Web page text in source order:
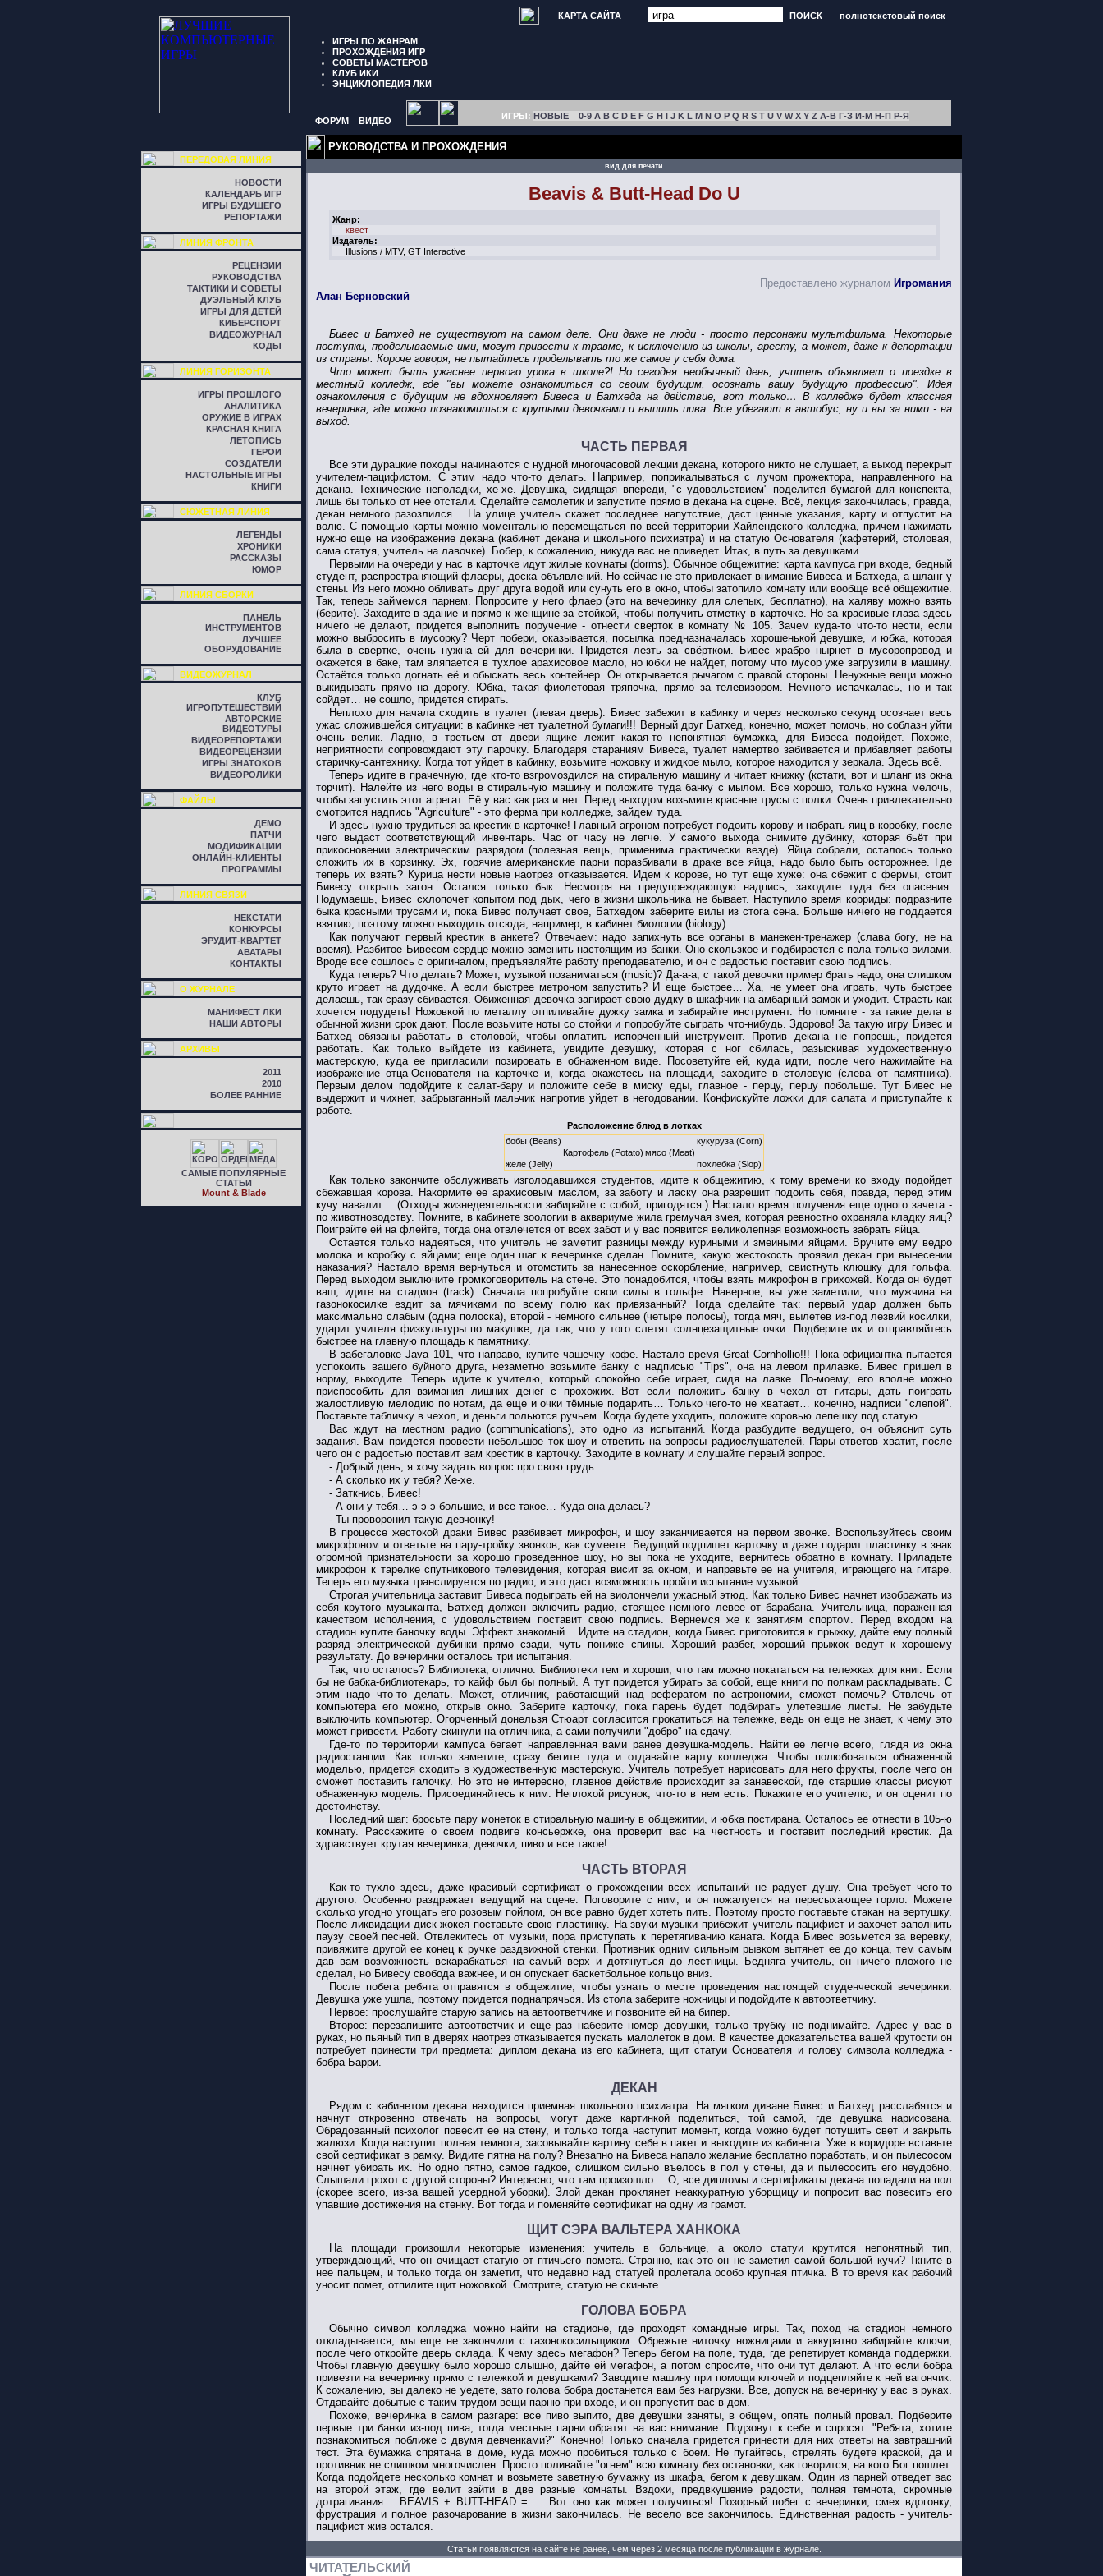
КАРТА САЙТА ПОИСК полнотекстовый поиск
ИГРЫ ПО ЖАНРАМ
ПРОХОЖДЕНИЯ ИГР
СОВЕТЫ МАСТЕРОВ
КЛУБ ИКИ
ЭНЦИКЛОПЕДИЯ ЛКИ
ФОРУМ ВИДЕО ИГРЫ: НОВЫЕ 0-9 A B C D E F G H I J K L M N O P Q R S T U V W X Y Z А-В Г-З И-М Н-П Р-Я
ПЕРЕДОВАЯ ЛИНИЯ
НОВОСТИ
КАЛЕНДАРЬ ИГР
ИГРЫ БУДУЩЕГО
РЕПОРТАЖИ
ЛИНИЯ ФРОНТА
РЕЦЕНЗИИ
РУКОВОДСТВА
ТАКТИКИ И СОВЕТЫ
ДУЭЛЬНЫЙ КЛУБ
ИГРЫ ДЛЯ ДЕТЕЙ
КИБЕРСПОРТ
ВИДЕОЖУРНАЛ
КОДЫ
ЛИНИЯ ГОРИЗОНТА
ИГРЫ ПРОШЛОГО
АНАЛИТИКА
ОРУЖИЕ В ИГРАХ
КРАСНАЯ КНИГА
ЛЕТОПИСЬ
ГЕРОИ
СОЗДАТЕЛИ
НАСТОЛЬНЫЕ ИГРЫ
КНИГИ
СЮЖЕТНАЯ ЛИНИЯ
ЛЕГЕНДЫ
ХРОНИКИ
РАССКАЗЫ
ЮМОР
ЛИНИЯ СБОРКИ
ПАНЕЛЬ
ИНСТРУМЕНТОВ
ЛУЧШЕЕ
ОБОРУДОВАНИЕ
ВИДЕОЖУРНАЛ
КЛУБ
ИГРОПУТЕШЕСТВИЙ
АВТОРСКИЕ
ВИДЕОТУРЫ
ВИДЕОРЕПОРТАЖИ
ВИДЕОРЕЦЕНЗИИ
ИГРЫ ЗНАТОКОВ
ВИДЕОРОЛИКИ
ФАЙЛЫ
ДЕМО
ПАТЧИ
МОДИФИКАЦИИ
ОНЛАЙН-КЛИЕНТЫ
ПРОГРАММЫ
ЛИНИЯ СВЯЗИ
НЕКСТАТИ
КОНКУРСЫ
ЭРУДИТ-КВАРТЕТ
АВАТАРЫ
КОНТАКТЫ
О ЖУРНАЛЕ
МАНИФЕСТ ЛКИ
НАШИ АВТОРЫ
АРХИВЫ
2011
2010
БОЛЕЕ РАННИЕ
САМЫЕ ПОПУЛЯРНЫЕ
СТАТЬИ
Mount & Blade
РУКОВОДСТВА И ПРОХОЖДЕНИЯ
вид для печати
Beavis & Butt-Head Do U
Жанр:
квест
Издатель:
Illusions / MTV, GT Interactive
Предоставлено журналом Игромания
Алан Берновский
Бивес и Батхед не существуют на самом деле. Они даже не люди - просто персонажи мультфильма. Некоторые
поступки, проделываемые ими, могут привести к травме, к исключению из школы, аресту, а может, даже к депортации
из страны. Короче говоря, не пытайтесь проделывать то же самое у себя дома.
Что может быть ужаснее первого урока в школе?! Но сегодня необычный день, учитель объявляет о поездке в
местный колледж, где "вы можете ознакомиться со своим будущим, осознать вашу будущую профессию". Идея
ознакомления с будущим не вдохновляет Бивеса и Батхеда на действие, вот только… В колледже будет классная
вечеринка, где можно познакомиться с крутыми девочками и выпить пива. Все убегают в автобус, ну и вы за ними - на
выход.
ЧАСТЬ ПЕРВАЯ
Все эти дурацкие походы начинаются с нудной многочасовой лекции декана, которого никто не слушает, а выход перекрыт
учителем-пацифистом. С этим надо что-то делать. Например, поприкалываться с лучом прожектора, направленного на
декана. Технические неполадки, хе-хе. Девушка, сидящая впереди, "с удовольствием" поделится бумагой для конспекта,
лишь бы только от нее отстали. Сделайте самолетик и запустите прямо в декана на сцене. Всё, лекция закончилась, правда,
декан немного разозлился… На улице учитель скажет последнее напутствие, даст ценные указания, карту и отпустит на
волю. С помощью карты можно моментально перемещаться по всей территории Хайлендского колледжа, причем нажимать
нужно еще на изображение декана (кабинет декана и школьного психиатра) и на статую Основателя (кафетерий, столовая,
сама статуя, учитель на лавочке). Бобер, к сожалению, никуда вас не приведет. Итак, в путь за девушками.
Первыми на очереди у нас в карточке идут жилые комнаты (dorms). Обычное общежитие: карта кампуса при входе, бедный
студент, распространяющий флаеры, доска объявлений. Но сейчас не это привлекает внимание Бивеса и Батхеда, а шланг у
стены. Из него можно обливать друг друга водой или сунуть его в окно, чтобы затопило комнату или вообще всё общежитие.
Так, теперь займемся парнем. Попросите у него флаер (это на вечеринку для слепых, бесплатно), на халяву можно взять
(берите). Заходите в здание и прямо к женщине за стойкой, чтобы получить отметку в карточке. Но за красивые глаза здесь
ничего не делают, придется выполнить поручение - отнести сверток в комнату № 105. Зачем куда-то что-то нести, если
можно выбросить в мусорку? Черт побери, оказывается, посылка предназначалась хорошенькой девушке, и юбка, которая
была в свертке, очень нужна ей для вечеринки. Придется лезть за свёртком. Бивес храбро нырнет в мусоропровод и
окажется в баке, там вляпается в тухлое арахисовое масло, но юбки не найдет, потому что мусор уже загрузили в машину.
Остаётся только догнать её и обыскать весь контейнер. Он открывается рычагом с правой стороны. Ненужные вещи можно
выкидывать прямо на дорогу. Юбка, такая фиолетовая тряпочка, прямо за телевизором. Немного испачкалась, но и так
сойдет… не сошло, придется стирать.
Неплохо для начала сходить в туалет (левая дверь). Бивес забежит в кабинку и через несколько секунд осознает весь
ужас сложившейся ситуации: в кабинке нет туалетной бумаги!!! Верный друг Батхед, конечно, может помочь, но соблазн уйти
очень велик. Ладно, в третьем от двери ящике лежит какая-то непонятная бумажка, для Бивеса подойдет. Похоже,
неприятности сопровождают эту парочку. Благодаря стараниям Бивеса, туалет намертво забивается и прибавляет работы
старичку-сантехнику. Когда тот уйдет в кабинку, возьмите ножовку и жидкое мыло, которое находится у зеркала. Здесь всё.
Теперь идите в прачечную, где кто-то взгромоздился на стиральную машину и читает книжку (кстати, вот и шланг из окна
торчит). Налейте из него воды в стиральную машину и положите туда банку с мылом. Все хорошо, только нужна мелочь,
чтобы запустить этот агрегат. Её у вас как раз и нет. Перед выходом возьмите красные трусы с полки. Очень привлекательно
смотрится надпись "Agriculture" - это ферма при колледже, зайдем туда.
И здесь нужно трудиться за крестик в карточке! Главный агроном потребует подоить корову и набрать яиц в коробку, после
чего выдаст соответствующий инвентарь. Час от часу не легче. У самого выхода снимите дубинку, которая бьёт при
прикосновении электрическим разрядом (полезная вещь, применима практически везде). Яйца собрали, осталось только
сложить их в корзинку. Эх, горячие американские парни поразбивали в драке все яйца, надо было быть осторожнее. Где
теперь их взять? Курица нести новые наотрез отказывается. Идем к корове, но тут еще хуже: она сбежит с фермы, стоит
Бивесу открыть загон. Остался только бык. Несмотря на предупреждающую надпись, заходите туда без опасения.
Подумаешь, Бивес схлопочет копытом под дых, чего в жизни школьника не бывает. Наступило время корриды: подразните
быка красными трусами и, пока Бивес получает свое, Батхедом заберите вилы из стога сена. Больше ничего не поддается
взятию, поэтому можно выходить отсюда, например, в кабинет биологии (biology).
Как получают первый крестик в анкете? Отвечаем: надо запихнуть все органы в манекен-тренажер (слава богу, не на
время). Разбитое Бивесом сердце можно заменить настоящим из банки. Оно скользкое и подбирается с пола только вилами.
Вроде все сошлось с оригиналом, предъявляйте работу преподавателю, и он с радостью поставит свою подпись.
Куда теперь? Что делать? Может, музыкой позаниматься (music)? Да-а-а, с такой девочки пример брать надо, она слишком
круто играет на дудочке. А если быстрее метроном запустить? И еще быстрее… Ха, не умеет она играть, чуть быстрее
делаешь, так сразу сбивается. Обиженная девочка запирает свою дудку в шкафчик на амбарный замок и уходит. Страсть как
хочется подудеть! Ножовкой по металлу отпиливайте дужку замка и забирайте инструмент. Но помните - за такие дела в
обычной жизни срок дают. После возьмите ноты со стойки и попробуйте сыграть что-нибудь. Здорово! За такую игру Бивес и
Батхед обязаны работать в столовой, чтобы оплатить испорченный инструмент. Против декана не попрешь, придется
работать. Как только выйдете из кабинета, увидите девушку, которая с ног сбилась, разыскивая художественную
мастерскую, куда ее пригласили позировать в обнаженном виде. Посоветуйте ей, куда идти, после чего нажимайте на
изображение отца-Основателя на карточке и, когда окажетесь на площади, заходите в столовую (слева от памятника).
Первым делом подойдите к салат-бару и положите себе в миску еды, главное - перцу, перцу побольше. Тут Бивес не
выдержит и чихнет, забрызганный мальчик напротив уйдет в негодовании. Конфискуйте ложки для салата и приступайте к
работе.
Расположение блюд в лотках
бобы (Beans)
кукуруза (Corn)
Картофель (Potato) мясо (Meat)
желе (Jelly)
похлебка (Slop)
Как только закончите обслуживать изголодавшихся студентов, идите к общежитию, к тому времени ко входу подойдет
сбежавшая корова. Накормите ее арахисовым маслом, за заботу и ласку она разрешит подоить себя, правда, перед этим
кучу навалит… (Отходы жизнедеятельности забирайте с собой, пригодятся.) Настало время получения еще одного зачета -
по животноводству. Помните, в кабинете зоологии в аквариуме жила гремучая змея, которая ревностно охраняла кладку яиц?
Поиграйте ей на флейте, тогда она отвлечется от всех забот и у вас появится великолепная возможность забрать яйца.
Остается только надеяться, что учитель не заметит разницы между куриными и змеиными яйцами. Вручите ему ведро
молока и коробку с яйцами; еще один шаг к вечеринке сделан. Помните, какую жестокость проявил декан при вынесении
наказания? Настало время вернуться и отомстить за нанесенное оскорбление, например, свистнуть клюшку для гольфа.
Перед выходом выключите громкоговоритель на стене. Это понадобится, чтобы взять микрофон в прихожей. Когда он будет
ваш, идите на стадион (track). Сначала попробуйте свои силы в гольфе. Наверное, вы уже заметили, что мужчина на
газонокосилке ездит за мячиками по всему полю как привязанный? Тогда сделайте так: первый удар должен быть
максимально слабым (одна полоска), второй - немного сильнее (четыре полосы), тогда мяч, вылетев из-под лезвий косилки,
ударит учителя физкультуры по макушке, да так, что у того слетят солнцезащитные очки. Подберите их и отправляйтесь
быстрее на главную площадь к памятнику.
В забегаловке Java 101, что направо, купите чашечку кофе. Настало время Great Cornhollio!!! Пока официантка пытается
успокоить вашего буйного друга, незаметно возьмите банку с надписью "Tips", она на левом прилавке. Бивес пришел в
норму, выходите. Теперь идите к учителю, который спокойно себе играет, сидя на лавке. По-моему, его вполне можно
приспособить для взимания лишних денег с прохожих. Вот если положить банку в чехол от гитары, дать поиграть
жалостливую мелодию по нотам, да еще и очки тёмные подарить… Только чего-то не хватает… конечно, надписи "слепой".
Поставьте табличку в чехол, и деньги польются ручьем. Когда будете уходить, положите коровью лепешку под статую.
Вас ждут на местном радио (communications), это одно из испытаний. Когда разбудите ведущего, он объяснит суть
задания. Вам придется провести небольшое ток-шоу и ответить на вопросы радиослушателей. Пары ответов хватит, после
чего он с радостью поставит вам крестик в карточку. Заходите в комнату и слушайте первый вопрос.
- Добрый день, я хочу задать вопрос про свою грудь…
- А сколько их у тебя? Хе-хе.
- Заткнись, Бивес!
- А они у тебя… э-э-э большие, и все такое… Куда она делась?
- Ты проворонил такую девчонку!
В процессе жестокой драки Бивес разбивает микрофон, и шоу заканчивается на первом звонке. Воспользуйтесь своим
микрофоном и ответьте на пару-тройку звонков, как сумеете. Ведущий подпишет карточку и даже подарит пластинку в знак
огромной признательности за хорошо проведенное шоу, но вы пока не уходите, вернитесь обратно в комнату. Приладьте
микрофон к тарелке спутникового телевидения, которая висит за окном, и направьте ее на учителя, играющего на гитаре.
Теперь его музыка транслируется по радио, и это даст возможность пройти испытание музыкой.
Строгая учительница заставит Бивеса подыграть ей на виолончели ужасный этюд. Как только Бивес начнет изображать из
себя крутого музыканта, Батхед должен включить радио, стоящее немного левее от барабана. Учительница, пораженная
качеством исполнения, с удовольствием поставит свою подпись. Вернемся же к занятиям спортом. Перед входом на
стадион купите баночку воды. Эффект знакомый… Идите на стадион, когда Бивес приготовится к прыжку, дайте ему полный
разряд электрической дубинки прямо сзади, чуть пониже спины. Хороший разбег, хороший прыжок ведут к хорошему
результату. До вечеринки осталось три испытания.
Так, что осталось? Библиотека, отлично. Библиотеки тем и хороши, что там можно покататься на тележках для книг. Если
бы не бабка-библиотекарь, то кайф был бы полный. А тут придется убирать за собой, еще книги по полкам раскладывать. С
этим надо что-то делать. Может, отличник, работающий над рефератом по астрономии, сможет помочь? Отвлечь от
компьютера его можно, открыв окно. Заберите карточку, пока парень будет подбирать улетевшие листы. Не забудьте
выключить компьютер. Огорченный донельзя Стюарт согласится прокатиться на тележке, ведь он еще не знает, к чему это
может привести. Работу скинули на отличника, а сами получили "добро" на сдачу.
Где-то по территории кампуса бегает направленная вами ранее девушка-модель. Найти ее легче всего, глядя из окна
радиостанции. Как только заметите, сразу бегите туда и отдавайте карту колледжа. Чтобы полюбоваться обнаженной
моделью, придется сходить в художественную мастерскую. Учитель потребует нарисовать для него фрукты, после чего он
сможет поставить галочку. Но это не интересно, главное действие происходит за занавеской, где старшие классы рисуют
обнаженную модель. Присоединяйтесь к ним. Неплохой рисунок, что-то в нем есть. Покажите его учителю, и он оценит по
достоинству.
Последний шаг: бросьте пару монеток в стиральную машину в общежитии, и юбка постирана. Осталось ее отнести в 105-ю
комнату. Расскажите о своем подвиге консьержке, она проверит вас на честность и поставит последний крестик. Да
здравствует крутая вечеринка, девочки, пиво и все такое!
ЧАСТЬ ВТОРАЯ
Как-то тухло здесь, даже красивый сертификат о прохождении всех испытаний не радует душу. Она требует чего-то
другого. Особенно раздражает ведущий на сцене. Поговорите с ним, и он пожалуется на пересыхающее горло. Можете
сколько угодно угощать его розовым пойлом, он все равно будет хотеть пить. Поэтому просто поставьте стакан на вертушку.
После ликвидации диск-жокея поставьте свою пластинку. На звуки музыки прибежит учитель-пацифист и захочет заполнить
паузу своей песней. Отвлекитесь от музыки, пора приступать к перетягиванию каната. Когда Бивес возьмется за веревку,
привяжите другой ее конец к ручке раздвижной стенки. Противник одним сильным рывком вытянет ее до конца, тем самым
дав вам возможность вскарабкаться на самый верх и дотянуться до лестницы. Бедняга учитель, он ничего плохого не
сделал, но Бивесу свобода важнее, и он опускает баскетбольное кольцо вниз.
После побега ребята отправятся в общежитие, чтобы узнать о месте проведения настоящей студенческой вечеринки.
Девушка уже ушла, поэтому придется поднапрячься. Из стола заберите ножницы и подойдите к автоответчику.
Первое: прослушайте старую запись на автоответчике и позвоните ей на бипер.
Второе: перезапишите автоответчик и еще раз наберите номер девушки, только трубку не поднимайте. Адрес у вас в
руках, но пьяный тип в дверях наотрез отказывается пускать малолеток в дом. В качестве доказательства вашей крутости он
потребует принести три предмета: диплом декана из его кабинета, щит статуи Основателя и голову символа колледжа -
бобра Барри.
ДЕКАН
Рядом с кабинетом декана находится приемная школьного психиатра. На мягком диване Бивес и Батхед расслабятся и
начнут откровенно отвечать на вопросы, могут даже картинкой поделиться, той самой, где девушка нарисована.
Обрадованный психолог повесит ее на стену, и только тогда наступит момент, когда можно будет потушить свет и закрыть
жалюзи. Когда наступит полная темнота, засовывайте картину себе в пакет и выходите из кабинета. Уже в коридоре вставьте
свой сертификат в рамку. Видите пятна на полу? Внезапно на Бивеса напало желание бесплатно поработать, и он пылесосом
начнет убирать их. Но одно пятно, самое гадкое, слишком сильно въелось в пол у стены, да и пылесосить его неудобно.
Слышали грохот с другой стороны? Интересно, что там произошло… О, все дипломы и сертификаты декана попадали на пол
(скорее всего, из-за вашей усердной уборки). Злой декан проклянет неаккуратную уборщицу и попросит вас повесить его
упавшие достижения на стенку. Вот тогда и поменяйте сертификат на одну из грамот.
ЩИТ СЭРА ВАЛЬТЕРА ХАНКОКА
На площади произошли некоторые изменения: учитель в больнице, а около статуи крутится непонятный тип,
утверждающий, что он очищает статую от птичьего помета. Странно, как это он не заметил самой большой кучи? Ткните в
нее пальцем, и только тогда он заметит, что недавно над статуей пролетала особо крупная птичка. В то время как рабочий
уносит помет, отпилите щит ножовкой. Смотрите, статую не скиньте…
ГОЛОВА БОБРА
Обычно символ колледжа можно найти на стадионе, где проходят командные игры. Так, поход на стадион немного
откладывается, мы еще не закончили с газонокосильщиком. Обрежьте ниточку ножницами и аккуратно забирайте ключи,
после чего откройте дверь склада. К чему здесь мегафон? Теперь бегом на поле, туда, где репетирует команда поддержки.
Чтобы главную девушку было хорошо слышно, дайте ей мегафон, а потом спросите, что они тут делают. А что если бобра
привезти на вечеринку прямо с тележкой и девушками? Заводите машину при помощи ключей и подцепляйте к ней вагончик.
К сожалению, вы далеко не уедете, зато голова бобра достанется вам без нагрузки. Все, допуск на вечеринку у вас в руках.
Отдавайте добытые с таким трудом вещи парню при входе, и он пропустит вас в дом.
Похоже, вечеринка в самом разгаре: все пиво выпито, две девушки заняты, в общем, опять полный провал. Подберите
первые три банки из-под пива, тогда местные парни обратят на вас внимание. Подзовут к себе и спросят: "Ребятa, хотите
познакомиться поближе с двумя девченками?" Конечно! Только сначала придется принести для них ответы на завтрашний
тест. Эта бумажка спрятана в доме, куда можно пробиться только с боем. Не пугайтесь, стрелять будете краской, да и
противник не слишком многочислен. Просто поливайте "огнем" всю комнату без остановки, как говорится, на кого Бог пошлет.
Когда подойдете несколько комнат и возьмете заветную бумажку из шкафа, бегом к девушкам. Один из парней отведет вас
на второй этаж, где велит зайти в две разные комнаты. Вздохи, предвкушение радости, полная темнота, скромные
дотрагивания… BEAVIS + BUTT-HEAD = … Вот оно как может получиться! Позорный побег с вечеринки, смех вдогонку,
фрустрация и полное разочарование в жизни закончилась. Не весело все закончилось. Единственная радость - учитель-
пацифист жив остался.
Статьи появляются на сайте не ранее, чем через 2 месяца после публикации в журнале.
ЧИТАТЕЛЬСКИЙ